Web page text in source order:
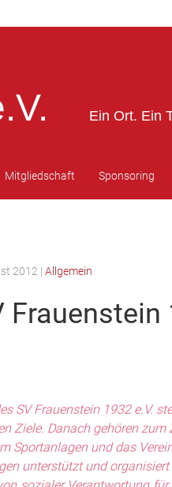
Ein Ort. Ein
Mitgliedschaft Sponsoring
2012 | Allgemein
Frauenstein
SV Frauenstein 1932 e.V.
Ziele. Danach gehören
Sportanlagen und das
unterstützt und organisiert